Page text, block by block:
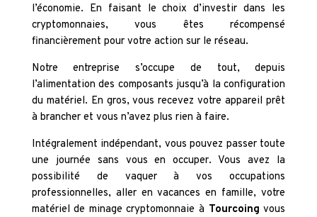
l’économie. En faisant le choix d’investir dans les
cryptomonnaies, vous êtes récompensé
financièrement pour votre action sur le réseau.
Notre entreprise s’occupe de tout, depuis
l’alimentation des composants jusqu’à la configuration
du matériel. En gros, vous recevez votre appareil prêt
à brancher et vous n’avez plus rien à faire.
Intégralement indépendant, vous pouvez passer toute
une journée sans vous en occuper. Vous avez la
possibilité de vaquer à vos occupations
professionnelles, aller en vacances en famille, votre
matériel de minage cryptomonnaie à Tourcoing vous